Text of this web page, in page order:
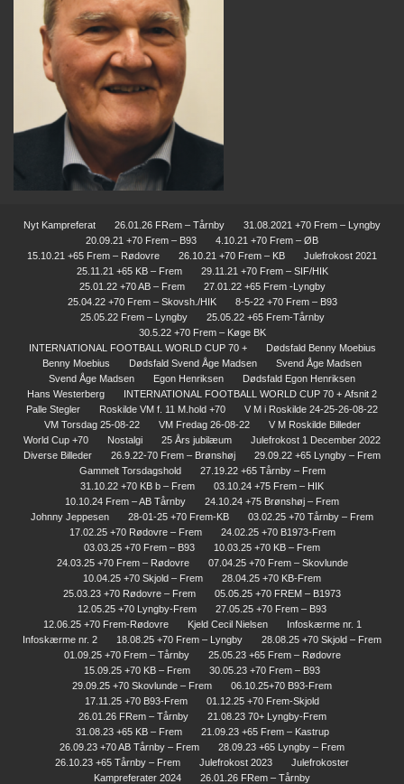
Nyt Kampreferat 26.01.26 FRem – Tårnby
31.08.2021 +70 Frem – Lyngby
20.09.21 +70 Frem – B93
4.10.21 +70 Frem – ØB
15.10.21 +65 Frem – Rødovre
26.10.21 +70 Frem – KB
Julefrokost 2021
25.11.21 +65 KB – Frem
29.11.21 +70 Frem – SIF/HIK
25.01.22 +70 AB – Frem
27.01.22 +65 Frem -Lyngby
25.04.22 +70 Frem – Skovsh./HIK
8-5-22 +70 Frem – B93
25.05.22 Frem – Lyngby
25.05.22 +65 Frem-Tårnby
30.5.22 +70 Frem – Køge BK
INTERNATIONAL FOOTBALL WORLD CUP 70 +
Dødsfald Benny Moebius
Benny Moebius
Dødsfald Svend Åge Madsen
Svend Åge Madsen
Svend Åge Madsen
Egon Henriksen
Dødsfald Egon Henriksen
Hans Westerberg
INTERNATIONAL FOOTBALL WORLD CUP 70 + Afsnit 2
Palle Stegler
Roskilde VM f. 11 M.hold +70
V M i Roskilde 24-25-26-08-22
VM Torsdag 25-08-22
VM Fredag 26-08-22
V M Roskilde Billeder
World Cup +70
Nostalgi 25 Års jubilæum
Julefrokost 1 December 2022
Diverse Billeder
26.9.22-70 Frem – Brønshøj
29.09.22 +65 Lyngby – Frem
Gammelt Torsdagshold
27.19.22 +65 Tårnby – Frem
31.10.22 +70 KB b – Frem
03.10.24 +75 Frem – HIK
10.10.24 Frem – AB Tårnby
24.10.24 +75 Brønshøj – Frem
Johnny Jeppesen
28-01-25 +70 Frem-KB
03.02.25 +70 Tårnby – Frem
17.02.25 +70 Rødovre – Frem
24.02.25 +70 B1973-Frem
03.03.25 +70 Frem – B93
10.03.25 +70 KB – Frem
24.03.25 +70 Frem – Rødovre
07.04.25 +70 Frem – Skovlunde
10.04.25 +70 Skjold – Frem
28.04.25 +70 KB-Frem
25.03.23 +70 Rødovre – Frem
05.05.25 +70 FREM – B1973
12.05.25 +70 Lyngby-Frem
27.05.25 +70 Frem – B93
12.06.25 +70 Frem-Rødovre
Kjeld Cecil Nielsen
Infoskærme nr. 1
Infoskærme nr. 2
18.08.25 +70 Frem – Lyngby
28.08.25 +70 Skjold – Frem
01.09.25 +70 Frem – Tårnby
25.05.23 +65 Frem – Rødovre
15.09.25 +70 KB – Frem
30.05.23 +70 Frem – B93
29.09.25 +70 Skovlunde – Frem
06.10.25+70 B93-Frem
17.11.25 +70 B93-Frem
01.12.25 +70 Frem-Skjold
26.01.26 FRem – Tårnby
21.08.23 70+ Lyngby-Frem
31.08.23 +65 KB – Frem
21.09.23 +65 Frem – Kastrup
26.09.23 +70 AB Tårnby – Frem
28.09.23 +65 Lyngby – Frem
26.10.23 +65 Tårnby – Frem
Julefrokost 2023
Julefrokoster
Kampreferater 2024
26.01.26 FRem – Tårnby